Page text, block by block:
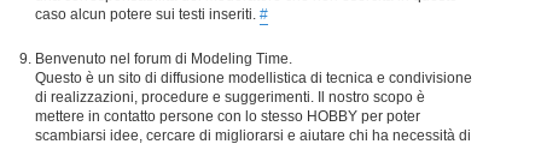
caso alcun potere sui testi inseriti. #
Benvenuto nel forum di Modeling Time.
Questo è un sito di diffusione modellistica di tecnica e condivisione
di realizzazioni, procedure e suggerimenti. Il nostro scopo è
mettere in contatto persone con lo stesso HOBBY per poter
scambiarsi idee, cercare di migliorarsi e aiutare chi ha necessità di